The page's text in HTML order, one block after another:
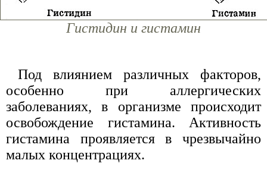
Гистидин и гистамин
Под влиянием различных факторов,
особенно при аллергических
заболеваниях, в организме происходит
освобождение гистамина. Активность
гистамина проявляется в чрезвычайно
малых концентрациях.